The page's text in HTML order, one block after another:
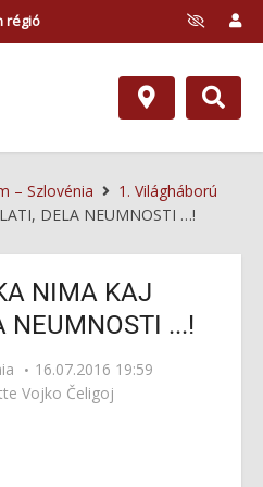
régió
– Szlovénia
1. Világháború
DELA NEUMNOSTI …!
NIMA KAJ
NEUMNOSTI ...!
16.07.2016 19:59
Vojko Čeligoj